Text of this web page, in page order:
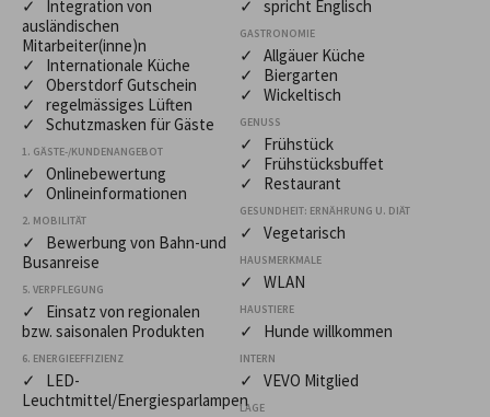
✓ Integration von
ausländischen
Mitarbeiter(inne)n
✓ Internationale Küche
✓ Oberstdorf Gutschein
✓ regelmässiges Lüften
✓ Schutzmasken für Gäste
1. GÄSTE-/KUNDENANGEBOT
✓ Onlinebewertung
✓ Onlineinformationen
2. MOBILITÄT
✓ Bewerbung von Bahn-und
Busanreise
5. VERPFLEGUNG
✓ Einsatz von regionalen
bzw. saisonalen Produkten
6. ENERGIEEFFIZIENZ
✓ LED-
Leuchtmittel/Energiesparlampen
✓ spricht Englisch
GASTRONOMIE
✓ Allgäuer Küche
✓ Biergarten
✓ Wickeltisch
GENUSS
✓ Frühstück
✓ Frühstücksbuffet
✓ Restaurant
GESUNDHEIT: ERNÄHRUNG U. DIÄT
✓ Vegetarisch
HAUSMERKMALE
✓ WLAN
HAUSTIERE
✓ Hunde willkommen
INTERN
✓ VEVO Mitglied
LAGE